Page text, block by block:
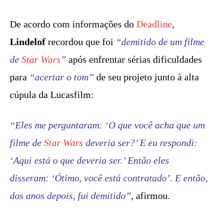
De acordo com informações do Deadline,
Lindelof recordou que foi “demitido de um filme
de Star Wars” após enfrentar sérias dificuldades
para “acertar o tom” de seu projeto junto à alta
cúpula da Lucasfilm:
“Eles me perguntaram: ‘O que você acha que um
filme de Star Wars deveria ser?’ E eu respondi:
‘Aqui está o que deveria ser.’ Então eles
disseram: ‘Ótimo, você está contratado’. E então,
dos anos depois, fui demitido”, afirmou.